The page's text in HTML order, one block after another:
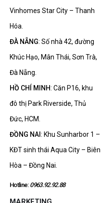
Vinhomes Star City – Thanh
Hóa.
ĐÀ NẴNG: Số nhà 42, đường
Khúc Hạo, Mân Thái, Sơn Trà,
Đà Nẵng.
HỒ CHÍ MINH: Căn P16, khu
đô thị Park Riverside, Thủ
Đức, HCM.
ĐỒNG NAI : Khu Sunharbor 1 –
KĐT sinh thái Aqua City – Biên
Hòa – Đồng Nai.
Hotline: 0963.92.92.88